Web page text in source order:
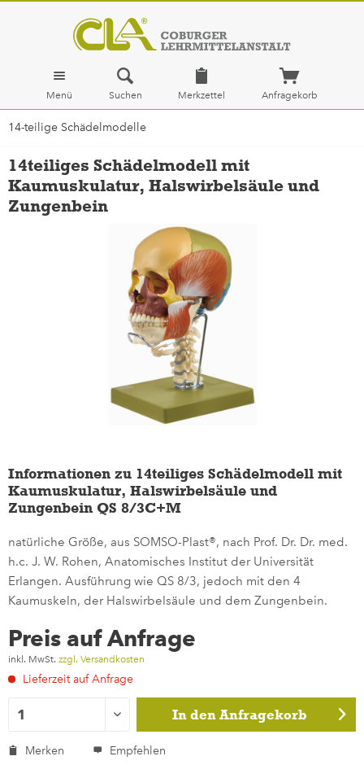
Menü Suchen Merkzettel Anfragekorb
14-teilige Schädelmodelle
14teiliges Schädelmodell mit
Kaumuskulatur, Halswirbelsäule und
Zungenbein
Informationen zu 14teiliges Schädelmodell mit
Kaumuskulatur, Halswirbelsäule und
Zungenbein QS 8/3C+M
natürliche Größe, aus SOMSO-Plast®, nach Prof. Dr. Dr. med.
h.c. J. W. Rohen, Anatomisches Institut der Universität
Erlangen. Ausführung wie QS 8/3, jedoch mit den 4
Kaumuskeln, der Halswirbelsäule und dem Zungenbein.
Preis auf Anfrage
inkl. MwSt. zzgl. Versandkosten
Lieferzeit auf Anfrage
In den Anfragekorb
Merken Empfehlen